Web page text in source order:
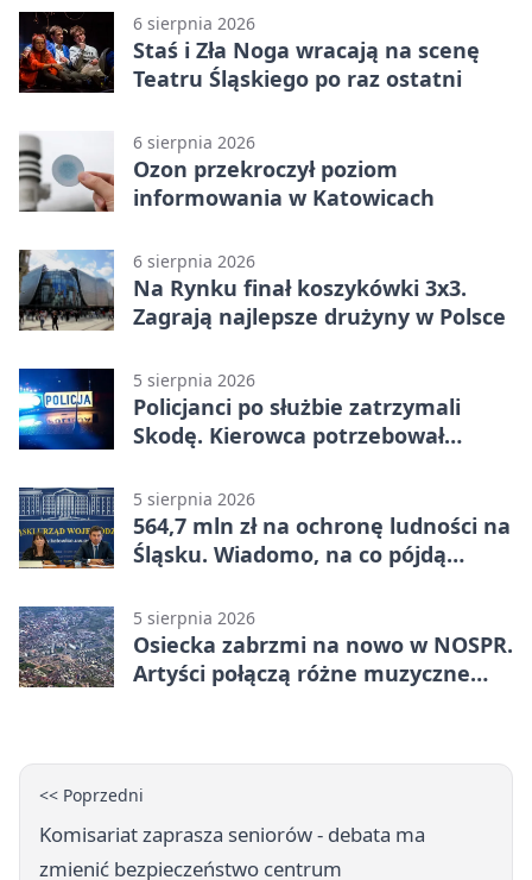
rundy kwalifikacyjnej
6 sierpnia 2026
Staś i Zła Noga wracają na scenę
Teatru Śląskiego po raz ostatni
6 sierpnia 2026
Ozon przekroczył poziom
informowania w Katowicach
6 sierpnia 2026
Na Rynku finał koszykówki 3x3.
Zagrają najlepsze drużyny w Polsce
5 sierpnia 2026
Policjanci po służbie zatrzymali
Skodę. Kierowca potrzebował
5 sierpnia 2026
564,7 mln zł na ochronę ludności na
Śląsku. Wiadomo, na co pójdą
5 sierpnia 2026
Osiecka zabrzmi na nowo w NOSPR.
Artyści połączą różne muzyczne
<< Poprzedni
Komisariat zaprasza seniorów - debata ma
zmienić bezpieczeństwo centrum